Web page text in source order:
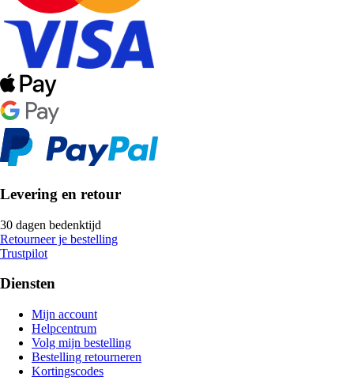
Levering en retour
30 dagen bedenktijd
Retourneer je bestelling
Trustpilot
Diensten
Mijn account
Helpcentrum
Volg mijn bestelling
Bestelling retourneren
Kortingscodes